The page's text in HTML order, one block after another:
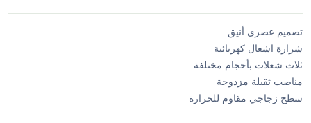
تصميم عصري أنيق
شرارة اشعال كهربائية
ثلاث شعلات بأحجام مختلفة
مناصب ثقيلة مزدوجة
سطح زجاجي مقاوم للحرارة